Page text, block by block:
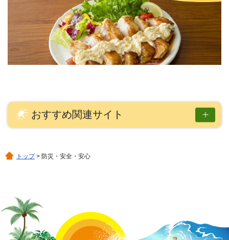
おすすめ関連サイト
トップ> 防災・安全・安心